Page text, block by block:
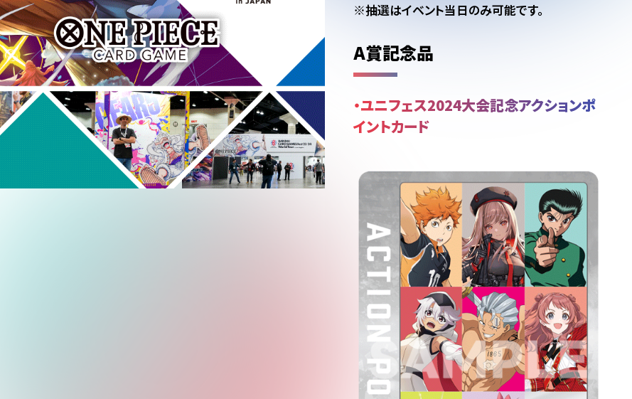
※抽選はイベント当日のみ可能です。
A賞記念品
・ユニフェス2024大会記念アクションポ
イントカード